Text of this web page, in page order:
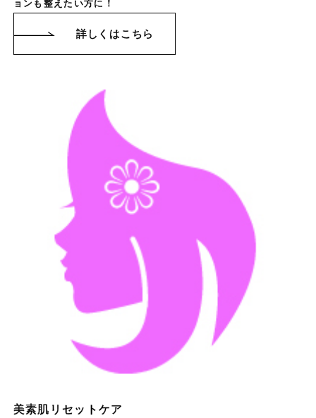
ョンも整えたい方に！
詳しくはこちら
美素肌リセットケア